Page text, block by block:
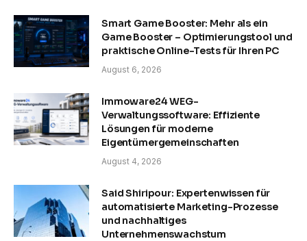
Smart Game Booster: Mehr als ein
Game Booster – Optimierungstool und
praktische Online-Tests für Ihren PC
August 6, 2026
Immoware24 WEG-
Verwaltungssoftware: Effiziente
Lösungen für moderne
Eigentümergemeinschaften
August 4, 2026
Said Shiripour: Expertenwissen für
automatisierte Marketing-Prozesse
und nachhaltiges
Unternehmenswachstum